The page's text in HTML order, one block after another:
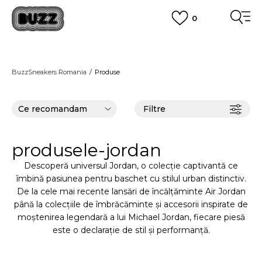
0
3 rate fără dobândă fără card de credit cu Klarna
BuzzSneakers Romania Produse
Filtre
produsele-jordan
Descoperă universul Jordan, o colecție captivantă ce
îmbină pasiunea pentru baschet cu stilul urban distinctiv.
De la cele mai recente lansări de încălțăminte Air Jordan
până la colecțiile de îmbrăcăminte și accesorii inspirate de
moștenirea legendară a lui Michael Jordan, fiecare piesă
este o declarație de stil și performanță.